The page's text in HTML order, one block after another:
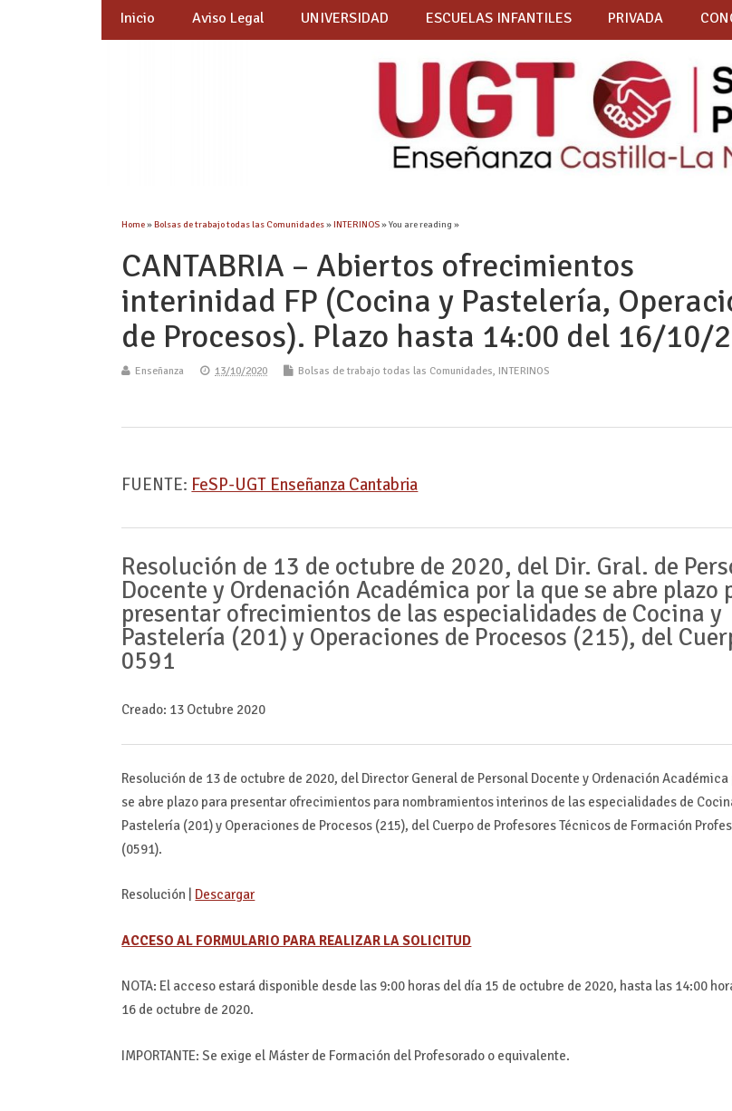
Inicio Aviso Legal UNIVERSIDAD ESCUELAS INFANTILES PRIVADA
Home»Bolsas de trabajo todas las Comunidades»INTERINOS» You are reading »
CANTABRIA – Abiertos ofrecimientos
interinidad FP (Cocina y Pastelería,
de Procesos). Plazo hasta 14:00 del 16/10/
Enseñanza 13/10/2020 Bolsas de trabajo todas las Comunidades, INTERINOS
FUENTE: FeSP-UGT Enseñanza Cantabria
Resolución de 13 de octubre de 2020, del Dir. Gral. de
Docente y Ordenación Académica por la que se abre plazo
presentar ofrecimientos de las especialidades de Cocina y
Pastelería (201) y Operaciones de Procesos (215), del
0591
Creado: 13 Octubre 2020
Resolución de 13 de octubre de 2020, del Director General de Personal Docente y Ordenación Académica
se abre plazo para presentar ofrecimientos para nombramientos interinos de las especialidades de
Pastelería (201) y Operaciones de Procesos (215), del Cuerpo de Profesores Técnicos de Formación
(0591).
Resolución | Descargar
ACCESO AL FORMULARIO PARA REALIZAR LA SOLICITUD
NOTA: El acceso estará disponible desde las 9:00 horas del día 15 de octubre de 2020, hasta las 14:00
16 de octubre de 2020.
IMPORTANTE: Se exige el Máster de Formación del Profesorado o equivalente.